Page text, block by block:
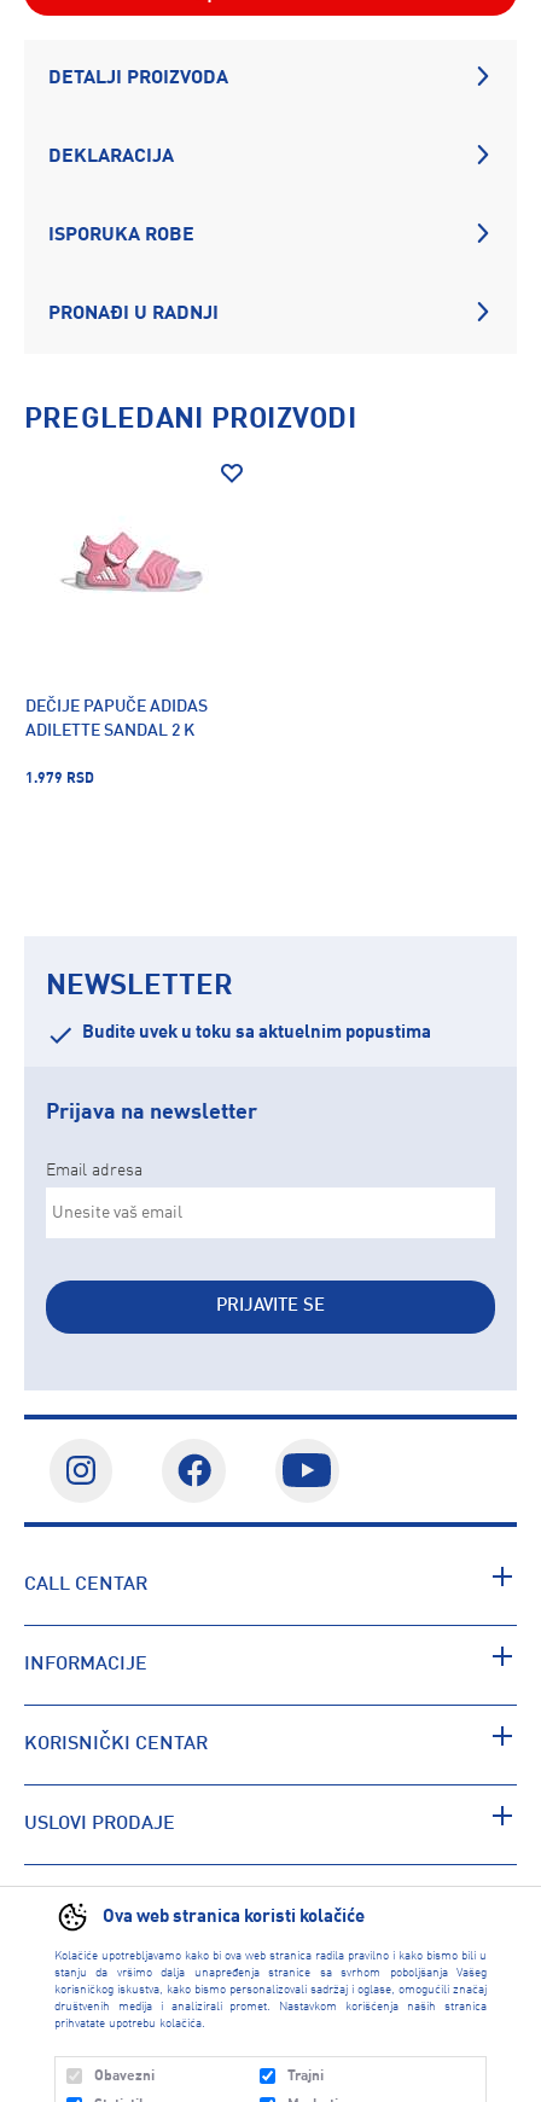
Ova web stranica koristi kolačiće
Kolačiće upotrebljavamo kako bi ova web stranica radila pravilno i kako bismo bili u
stanju da vršimo dalja unapređenja stranice sa svrhom poboljšanja Vašeg
korisničkog iskustva, kako bismo personalizovali sadržaj i oglase, omogućili značaj
društvenih medija i analizirali promet. Nastavkom korišćenja naših stranica
prihvatate upotrebu kolačića.
Obavezni
Trajni
DETALJI PROIZVODA
DEKLARACIJA
ISPORUKA ROBE
PRONAĐI U RADNJI
PREGLEDANI PROIZVODI
DEČIJE PAPUČE ADIDAS
ADILETTE SANDAL 2 K
1.979 RSD
NEWSLETTER
Budite uvek u toku sa aktuelnim popustima
Prijava na newsletter
Email adresa
PRIJAVITE SE
CALL CENTAR
INFORMACIJE
KORISNIČKI CENTAR
USLOVI PRODAJE
PRONAĐI RADNJU